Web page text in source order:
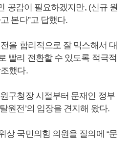
공감이 필요하겠지만, (신규 원
본다”고 답했다.
을 합리적으로 잘 믹스해서 대
빨리 전환할 수 있도록 적극적
했다.
구청장 시절부터 문재인 정부
원전’의 입장을 견지해 왔다.
상 국민의힘 의원을 질의에 “문